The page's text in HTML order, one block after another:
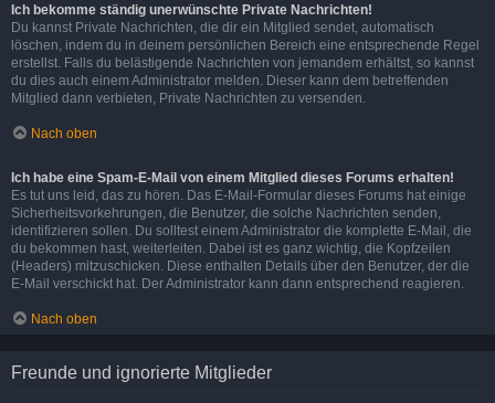
Ich bekomme ständig unerwünschte Private Nachrichten!
Du kannst Private Nachrichten, die dir ein Mitglied sendet, automatisch
löschen, indem du in deinem persönlichen Bereich eine entsprechende Regel
erstellst. Falls du belästigende Nachrichten von jemandem erhältst, so kannst
du dies auch einem Administrator melden. Dieser kann dem betreffenden
Mitglied dann verbieten, Private Nachrichten zu versenden.
Nach oben
Ich habe eine Spam-E-Mail von einem Mitglied dieses Forums erhalten!
Es tut uns leid, das zu hören. Das E-Mail-Formular dieses Forums hat einige
Sicherheitsvorkehrungen, die Benutzer, die solche Nachrichten senden,
identifizieren sollen. Du solltest einem Administrator die komplette E-Mail, die
du bekommen hast, weiterleiten. Dabei ist es ganz wichtig, die Kopfzeilen
(Headers) mitzuschicken. Diese enthalten Details über den Benutzer, der die
E-Mail verschickt hat. Der Administrator kann dann entsprechend reagieren.
Nach oben
Freunde und ignorierte Mitglieder